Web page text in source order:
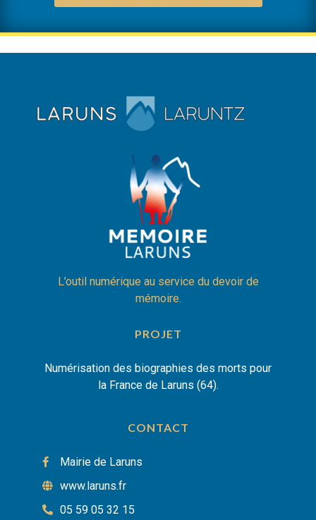
L’outil numérique au service du devoir de
mémoire.
PROJET
Numérisation des biographies des morts pour
la France de Laruns (64).
CONTACT
Mairie de Laruns
www.laruns.fr
05 59 05 32 15